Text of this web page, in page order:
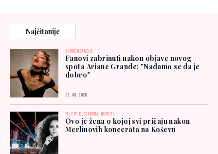
Najčitanije
BURNE REAKCIJE
Fanovi zabrinuti nakon objave novog
spota Ariane Grande: "Nadamo se da je
dobro"
03. 08. 2026.
TALENT, ELEGANCIJA, OSMIJEH
Ovo je žena o kojoj svi pričaju nakon
Merlinovih koncerata na Koševu